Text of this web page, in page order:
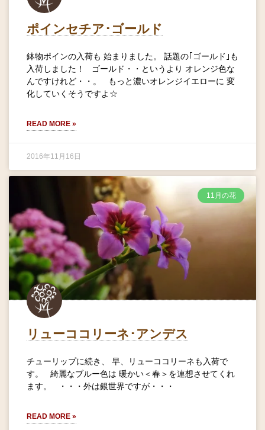
ポインセチア･ゴールド
鉢物ポインの入荷も 始まりました。 話題の｢ゴールド｣も
入荷しました！ ゴールド・・というより オレンジ色な
んですけれど・・。 もっと濃いオレンジイエローに 変
化していくそうですよ☆
READ MORE »
2016年11月16日
11月の花
リューココリーネ･アンデス
チューリップに続き、 早、リューココリーネも入荷で
す。 綺麗なブルー色は 暖かい＜春＞を連想させてくれ
ます。 ・・・外は銀世界ですが・・・
READ MORE »